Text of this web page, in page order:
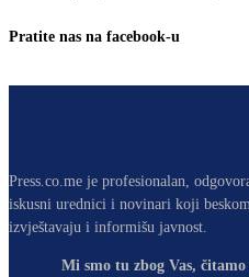
Pratite nas na facebook-u
Press.co.me je profesionalan,
iskusni urednici i novinari koji
izvještavaju i informišu javnost.
Mi smo tu zbog Vas, čitamo